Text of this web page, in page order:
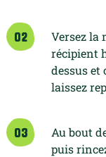
02
Versez la
récipient
dessus et
laissez
03
Au bout
puis